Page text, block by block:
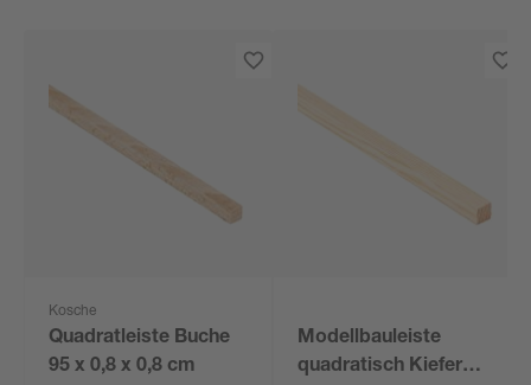
Kosche
Quadratleiste Buche
95 x 0,8 x 0,8 cm
Modellbauleiste
quadratisch Kiefer